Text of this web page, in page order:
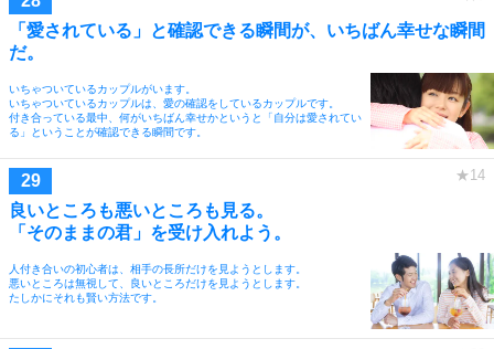
「愛されている」と確認できる瞬間が、いちばん幸せな瞬間
だ。
いちゃついているカップルがいます。
いちゃついているカップルは、愛の確認をしているカップルです。
付き合っている最中、何がいちばん幸せかというと「自分は愛されてい
る」ということが確認できる瞬間です。
良いところも悪いところも見る。
「そのままの君」を受け入れよう。
人付き合いの初心者は、相手の長所だけを見ようとします。
悪いところは無視して、良いところだけを見ようとします。
たしかにそれも賢い方法です。